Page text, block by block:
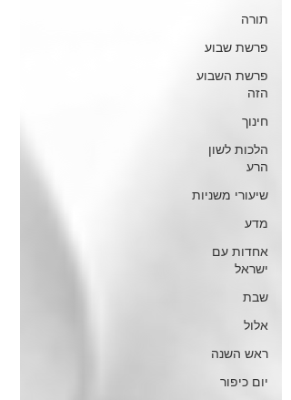
תורה
פרשת שבוע
פרשת השבוע
הזה
חינוך
הלכות לשון
הרע
שיעורי משניות
מדע
אחדות עם
ישראל
שבת
אלול
ראש השנה
יום כיפור